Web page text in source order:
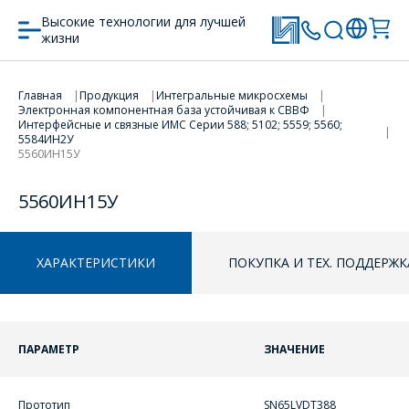
Высокие технологии для лучшей
жизни
Главная Продукция
Интегральные микросхемы
Электронная компонентная база устойчивая к СВВФ
Интерфейсные и связные ИМС Серии 588; 5102; 5559; 5560;
5584ИН2У
5560ИН15У
5560ИН15У
ХАРАКТЕРИСТИКИ ПОКУПКА И ТЕХ.
ПАРАМЕТР ЗНАЧЕНИЕ
Прототип SN65LVDT388
ПЕРЕЙТИ В КОРЗИНУ
ПРОДОЛЖИТЬ ПОКУПКИ